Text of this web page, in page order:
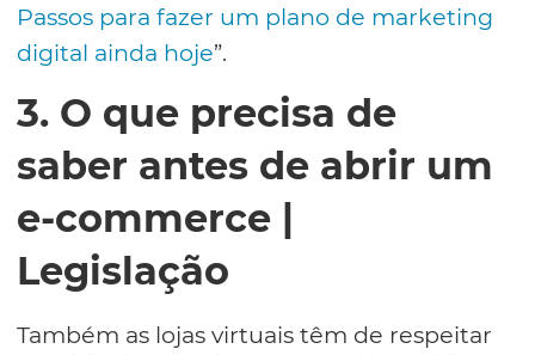
Passos para fazer um plano de marketing
digital ainda hoje”.
3. O que precisa de
saber antes de abrir um
e-commerce |
Legislação
Também as lojas virtuais têm de respeitar